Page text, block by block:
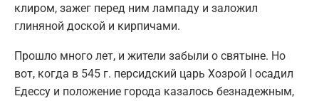
клиром, зажег перед ним лампаду и заложил
глиняной доской и кирпичами.
Прошло много лет, и жители забыли о святыне. Но
вот, когда в 545 г. персидский царь Хозрой I осадил
Едессу и положение города казалось безнадежным,